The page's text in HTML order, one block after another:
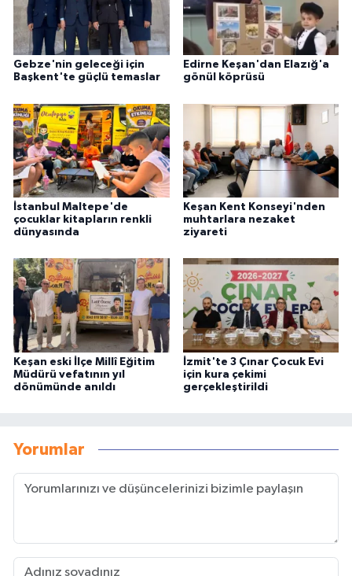
Gebze'nin geleceği için
Başkent'te güçlü temaslar
Edirne Keşan'dan Elazığ'a
gönül köprüsü
İstanbul Maltepe'de
çocuklar kitapların renkli
dünyasında
Keşan Kent Konseyi'nden
muhtarlara nezaket
ziyareti
Keşan eski İlçe Millî Eğitim
Müdürü vefatının yıl
dönümünde anıldı
İzmit'te 3 Çınar Çocuk Evi
için kura çekimi
gerçekleştirildi
Yorumlar